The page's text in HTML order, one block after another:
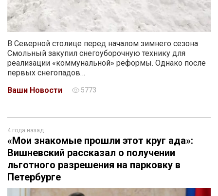
В Северной столице перед началом зимнего сезона
Смольный закупил снегоуборочную технику для
реализации «коммунальной» реформы. Однако после
первых снегопадов…
Ваши Новости
5773
4 года назад
«Мои знакомые прошли этот круг ада»:
Вишневский рассказал о получении
льготного разрешения на парковку в
Петербурге